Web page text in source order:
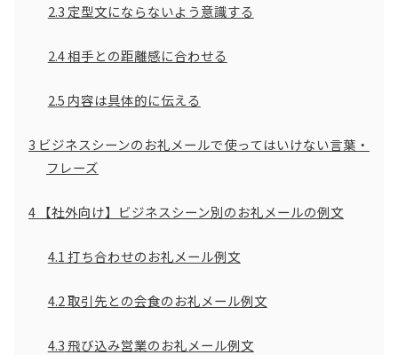
2.3 定型文にならないよう意識する
2.4相手との距離感に合わせる
2.5 内容は具体的に伝える
3 ビジネスシーンのお礼メールで使ってはいけない言葉・
フレーズ
4 【社外向け】ビジネスシーン別のお礼メールの例文
4.1 打ち合わせのお礼メール例文
4.2取引先との会食のお礼メール例文
4.3飛び込み営業のお礼メール例文